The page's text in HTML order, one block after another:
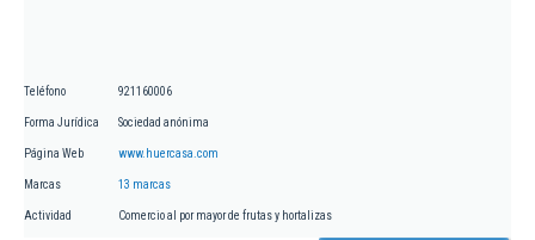
Teléfono 921160006
Forma Jurídica Sociedad anónima
Página Web www.huercasa.com
Marcas 13 marcas
Actividad Comercio al por mayor de frutas y hortalizas